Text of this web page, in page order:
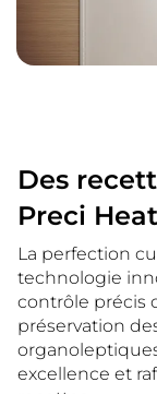
Des
Preci Heat
La perfection
technologie
contrôle précis
préservation
excellence et